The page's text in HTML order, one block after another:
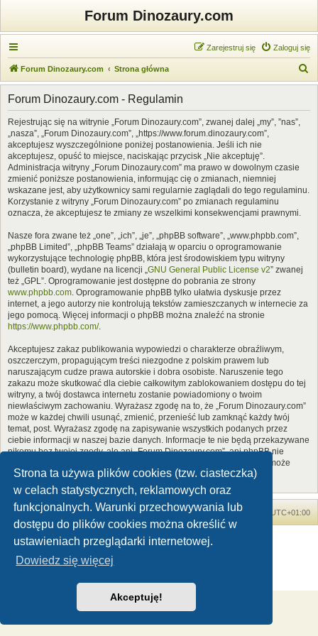
Strona ta używa plików cookies (tzw. ciasteczka)
w celach statystycznych, reklamowych oraz
funkcjonalnych. Warunki przechowywania lub
dostępu do plików cookies można określić w
ustawieniach przeglądarki internetowej.
Dowiedz się więcej
Akceptuję!
Forum Dinozaury.com
Zaloguj się
Zarejestruj się
Forum Dinozaury.com Strona główna
z
Forum Dinozaury.com - Regulamin
Rejestrując się na witrynie „Forum Dinozaury.com”, zwanej dalej „my”, ”nas”,
„nasza”, „Forum Dinozaury.com”, „https://www.forum.dinozaury.com”,
akceptujesz wyszczególnione poniżej postanowienia. Jeśli ich nie
akceptujesz, opuść to miejsce, naciskając przycisk „Nie akceptuję”.
Administracja witryny „Forum Dinozaury.com” ma prawo w dowolnym czasie
zmienić poniższe postanowienia, informując cię o zmianach, niemniej
wskazane jest, aby użytkownicy sami regularnie zaglądali do tego regulaminu.
Korzystanie z witryny „Forum Dinozaury.com” po zmianach regulaminu
oznacza, że akceptujesz te zmiany ze wszelkimi konsekwencjami prawnymi.
Nasze fora zwane też „one”, „ich”, „je”, „phpBB software”, „www.phpbb.com”,
„phpBB Limited”, „phpBB Teams” działają w oparciu o oprogramowanie
wykorzystujące technologię phpBB, która jest środowiskiem typu witryny
(bulletin board), wydane na licencji „GNU General Public License v2” zwanej
też „GPL”. Oprogramowanie jest dostępne do pobrania ze strony
www.phpbb.com. Oprogramowanie phpBB tylko ułatwia dyskusje przez
internet, a jego autorzy nie kontrolują tekstów zamieszczanych w internecie za
jego pomocą. Więcej informacji o phpBB można znaleźć na stronie
https://www.phpbb.com/.
Akceptujesz zakaz publikowania wypowiedzi o charakterze obraźliwym,
oszczerczym, propagującym treści niezgodne z polskim prawem lub
naruszającym cudze prawa autorskie i dobra osobiste. Naruszenie tego
zakazu może skutkować dla ciebie całkowitym zablokowaniem dostępu do tej
witryny, a twój dostawca internetu zostanie powiadomiony o twoim
niewłaściwym zachowaniu. Wyrażasz zgodę na to, że „Forum Dinozaury.com”
może w każdej chwili usunąć, zmienić, przenieść lub zamknąć każdy twój
temat, post. Wyrażasz zgodę na zapisywanie wszystkich podanych przez
ciebie informacji w naszej bazie danych. Informacje te nie będą przekazywane
nikomu bez twojej zgody, ale ani „Forum Dinozaury.com”, ani phpBB nie
ponosi odpowiedzialności za włamania do witryny, podczas których może
dojść do kradzieży danych.
Forum Dinozaury.com Strona główna Strefa czasowa UTC+01:00
Dinozaury.com© 2006-2020
Polski pakiet językowy dostarcza